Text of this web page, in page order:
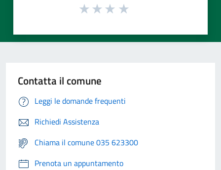
Contatta il comune
Leggi le domande frequenti
Richiedi Assistenza
Chiama il comune 035 623300
Prenota un appuntamento